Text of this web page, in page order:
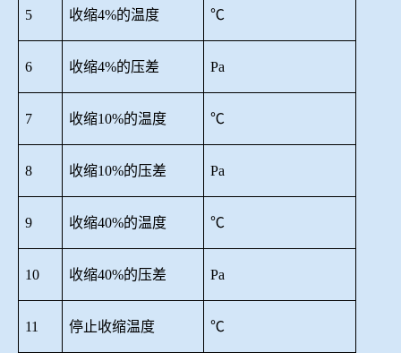
5 收缩4%的温度 ℃
6 收缩4%的压差 Pa
7 收缩10%的温度 ℃
8 收缩10%的压差 Pa
9 收缩40%的温度 ℃
10 收缩40%的压差 Pa
11 停止收缩温度 ℃